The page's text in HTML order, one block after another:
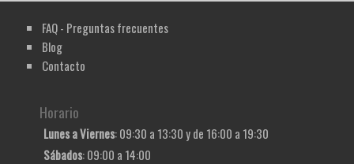
FAQ - Preguntas frecuentes
Blog
Contacto
Horario
Lunes a Viernes: 09:30 a 13:30 y de 16:00 a 19:30
Sábados: 09:00 a 14:00